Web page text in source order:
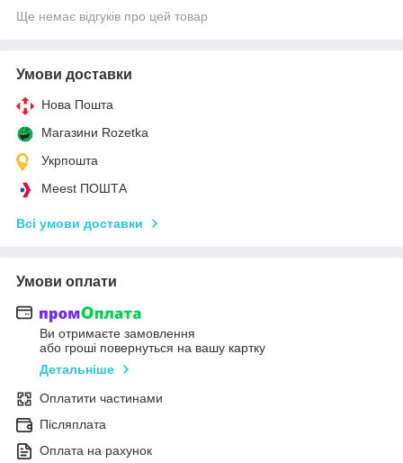
Ще немає відгуків про цей товар
Умови доставки
Нова Пошта
Магазини Rozetka
Укрпошта
Meest ПОШТА
Всі умови доставки
Умови оплати
Ви отримаєте замовлення
або гроші повернуться на вашу картку
Детальніше
Оплатити частинами
Післяплата
Оплата на рахунок